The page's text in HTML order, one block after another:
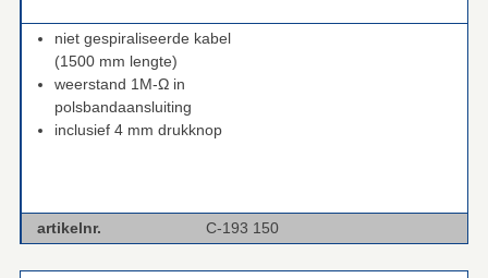
niet gespiraliseerde kabel
(1500 mm lengte)
weerstand 1M-Ω in
polsbandaansluiting
inclusief 4 mm drukknop
artikelnr. C-193 150